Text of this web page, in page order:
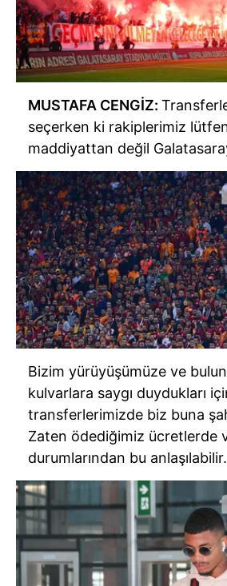
MUSTAFA CENGİZ:
seçerken ki rakiplerimiz lütfen
maddiyattan değil
Bizim yürüyüşümüze ve
kulvarlara saygı duydukları
transferlerimizde biz buna
Zaten ödediğimiz ücretlerde
durumlarından bu anlaşılabilir.